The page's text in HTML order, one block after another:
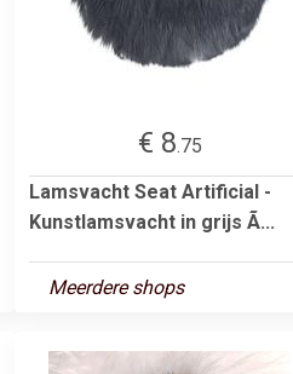
€ 8.75
Lamsvacht Seat Artificial -
Kunstlamsvacht in grijs Ã...
Meerdere shops